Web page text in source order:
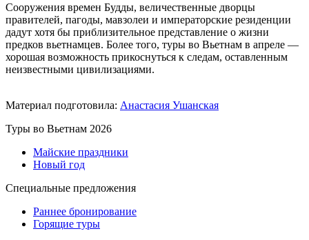
Сооружения времен Будды, величественные дворцы
правителей, пагоды, мавзолеи и императорские резиденции
дадут хотя бы приблизительное представление о жизни
предков вьетнамцев. Более того, туры во Вьетнам в апреле —
хорошая возможность прикоснуться к следам, оставленным
неизвестными цивилизациями.
Материал подготовила: Анастасия Ушанская
Туры во Вьетнам 2026
Майские праздники
Новый год
Специальные предложения
Раннее бронирование
Горящие туры